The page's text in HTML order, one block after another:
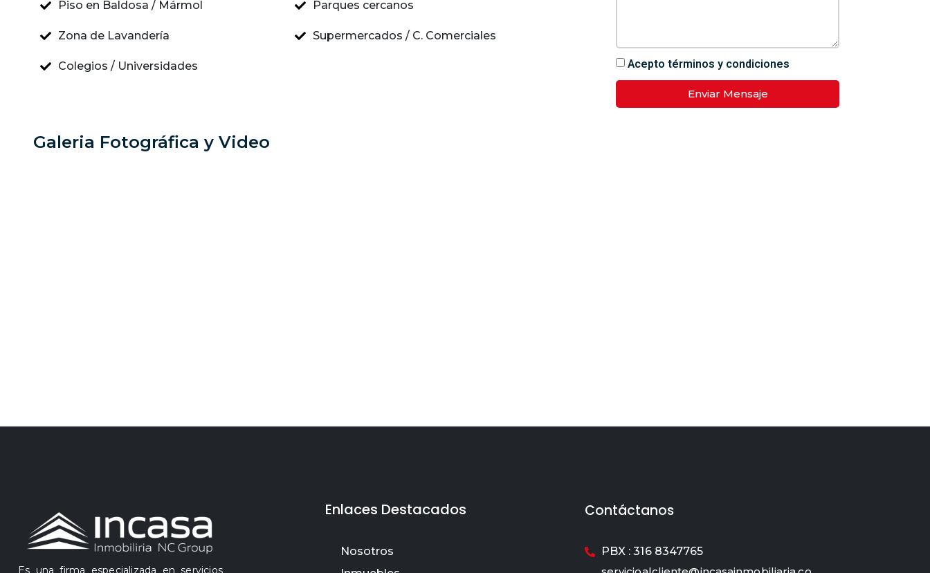
Piso en Baldosa / Mármol
Zona de Lavandería
Colegios / Universidades
Parques cercanos
Supermercados / C. Comerciales
Galeria Fotográfica y Video
Acepto términos y condiciones
Enviar Mensaje
Es una firma especializada en servicios
Enlaces Destacados
Nosotros
Contáctanos
PBX : 316 8347765